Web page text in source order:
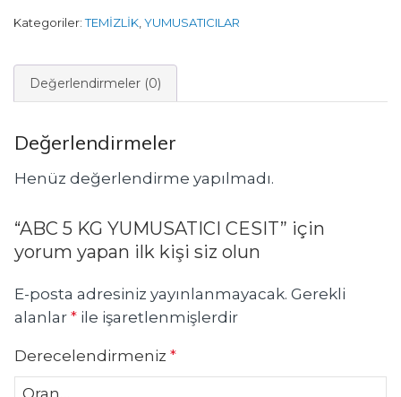
Kategoriler:TEMİZLİK YUMUSATICILAR
Değerlendirmeler (0)
Değerlendirmeler
Henüz değerlendirme yapılmadı.
“ABC 5 KG YUMUSATICI CESIT” için
yorum yapan ilk kişi siz olun
E-posta adresiniz yayınlanmayacak. Gerekli
alanlar * ile işaretlenmişlerdir
Derecelendirmeniz *